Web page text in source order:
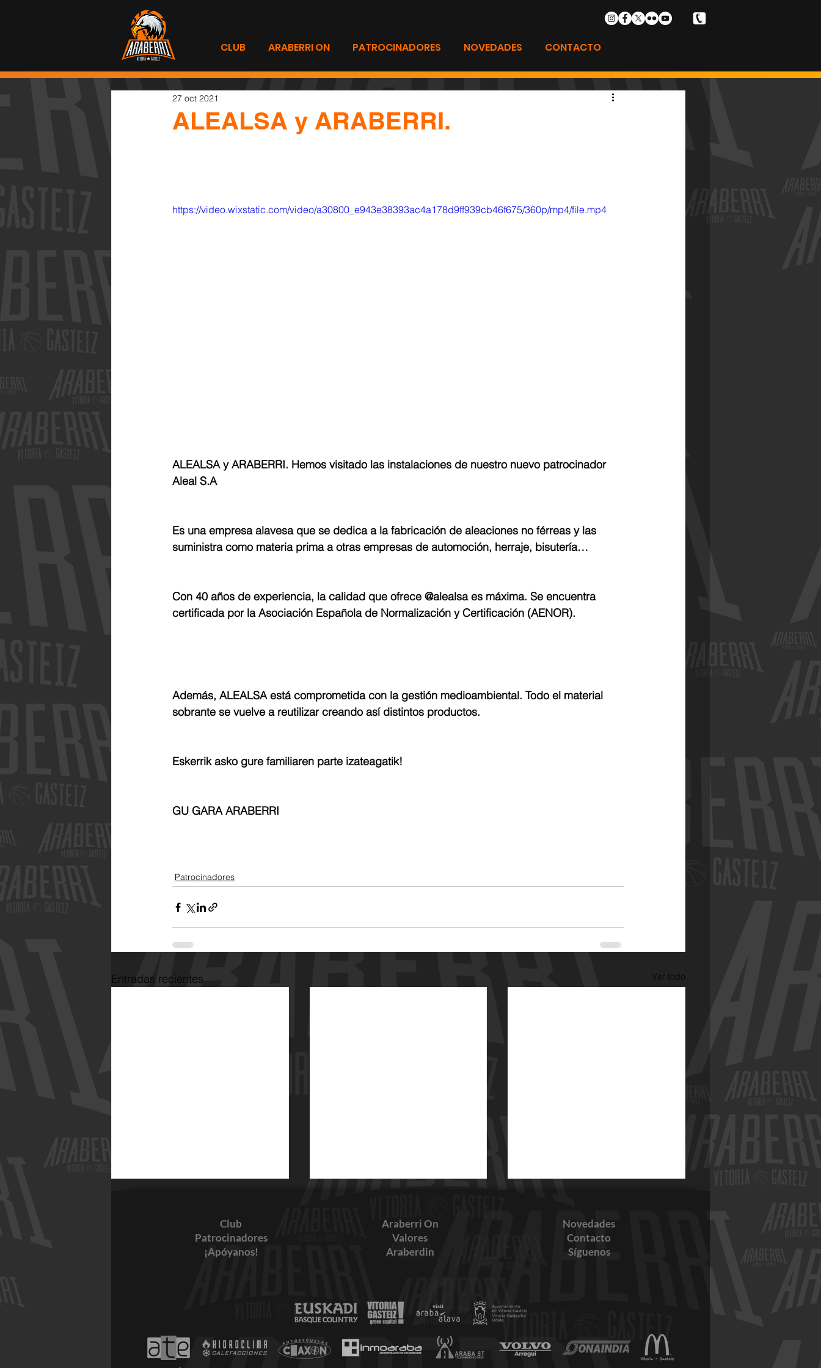
CLUB ARABERRI ON PATROCINADORES NOVEDADES CONTACTO
ALEALSA y ARABERRI.
27 oct 2021
https://video.wixstatic.com/video/a30800_e943e38393ac4a178d9ff939cb46f675/360p/mp4/file.mp4
ALEALSA y ARABERRI. Hemos visitado las instalaciones de nuestro nuevo patrocinador
Aleal S.A
Es una empresa alavesa que se dedica a la fabricación de aleaciones no férreas y las
suministra como materia prima a otras empresas de automoción, herraje, bisutería…
Con 40 años de experiencia, la calidad que ofrece @alealsa es máxima. Se encuentra
certificada por la Asociación Española de Normalización y Certificación (AENOR).
Además, ALEALSA está comprometida con la gestión medioambiental. Todo el material
sobrante se vuelve a reutilizar creando así distintos productos.
Eskerrik asko gure familiaren parte izateagatik!
GU GARA ARABERRI
Patrocinadores
Entradas recientes Ver todo
Club
Patrocinadores
¡Apóyanos!
Araberri On
Valores
Araberdin
Novedades
Contacto
Síguenos